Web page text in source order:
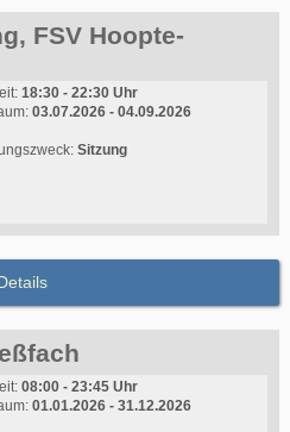
FSV Hoopte-
18:30 - 22:30 Uhr
03.07.2026 - 04.09.2026
Sitzung
08:00 - 23:45 Uhr
01.01.2026 - 31.12.2026